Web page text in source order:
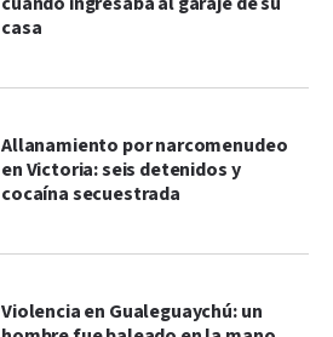
casa
Allanamiento por narcomenudeo
en Victoria: seis detenidos y
cocaína secuestrada
Violencia en Gualeguaychú: un